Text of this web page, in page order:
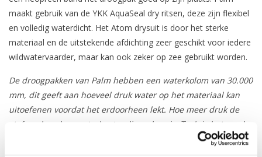
maakt gebruik van de YKK AquaSeal dry ritsen, deze zijn flexibel
en volledig waterdicht. Het Atom drysuit is door het sterke
materiaal en de uitstekende afdichting zeer geschikt voor iedere
wildwatervaarder, maar kan ook zeker op zee gebruikt worden.
De droogpakken van Palm hebben een waterkolom van 30.000
mm, dit geeft aan hoeveel druk water op het materiaal kan
uitoefenen voordat het erdoorheen lekt. Hoe meer druk de
stof aankan, hoe waterbestendiger deze is. Toch is het goed